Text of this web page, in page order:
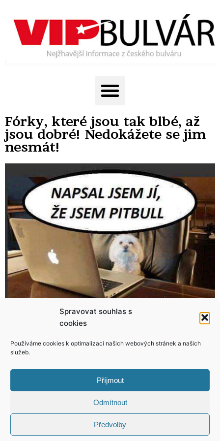
Spravovat souhlas s
cookies
Používáme cookies k optimalizaci našich webových stránek a našich
služeb.
Příjmout
Odmítnout
Předvolby
Fórky, které jsou tak blbé, až
jsou dobré! Nedokážete se jim
nesmát!
KONTAKT
Copyright © 2026 VIP Bulvár, All Rights
Reserved